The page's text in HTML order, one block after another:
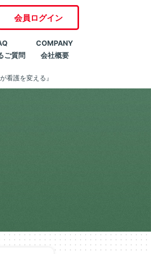
会員ログイン
ご質問
COMPANY
会社概要
看護を変える』